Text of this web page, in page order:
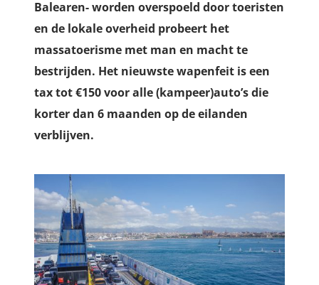
Balearen- worden overspoeld door toeristen
en de lokale overheid probeert het
massatoerisme met man en macht te
bestrijden. Het nieuwste wapenfeit is een
tax tot €150 voor alle (kampeer)auto’s die
korter dan 6 maanden op de eilanden
verblijven.